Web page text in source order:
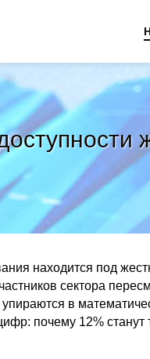
находится под
сектора
в
почему 12% станут